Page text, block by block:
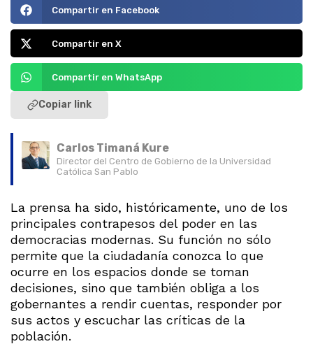
Compartir en Facebook
Compartir en X
Compartir en WhatsApp
Copiar link
Carlos Timaná Kure
Director del Centro de Gobierno de la Universidad
Católica San Pablo
La prensa ha sido, históricamente, uno de los
principales contrapesos del poder en las
democracias modernas. Su función no sólo
permite que la ciudadanía conozca lo que
ocurre en los espacios donde se toman
decisiones, sino que también obliga a los
gobernantes a rendir cuentas, responder por
sus actos y escuchar las críticas de la
población.